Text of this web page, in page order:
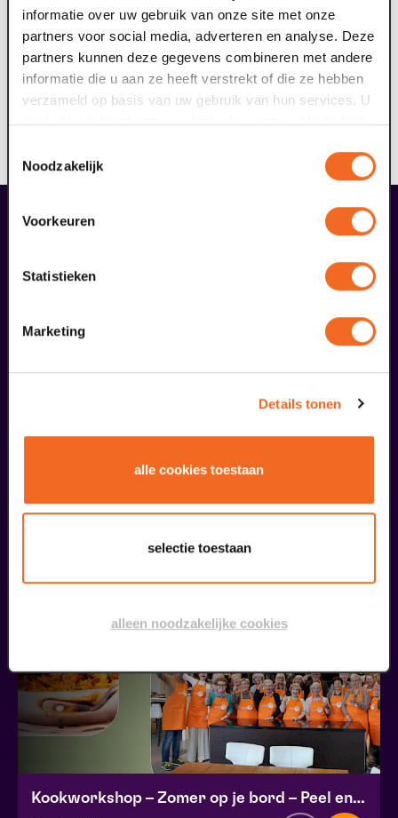
informatie over uw gebruik van onze site met onze
partners voor social media, adverteren en analyse. Deze
partners kunnen deze gegevens combineren met andere
informatie die u aan ze heeft verstrekt of die ze hebben
verzameld op basis van uw gebruik van hun services. U
gaat akkoord met onze cookies als u onze website blijft
Noodzakelijk
Voorkeuren
Statistieken
Marketing
Details tonen
alle cookies toestaan
selectie toestaan
alleen noodzakelijke cookies
Vervoer nodig naar het theater?
Via Arriva kun je gratis met het openbaar vervoer naar
Maaspoort reizen. Meer informatie en hoe je dit kunt
liefhebbers bestelden ook...
met blindentolk
16
Passiespelen Tegelen
Kruisig mij | met blindentolk
26
Kookworkshop – Zomer op je bord – Peel en Maas